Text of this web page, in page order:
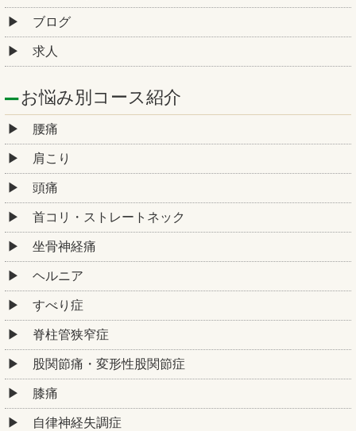
ブログ
求人
お悩み別コース紹介
腰痛
肩こり
頭痛
首コリ・ストレートネック
坐骨神経痛
ヘルニア
すべり症
脊柱管狭窄症
股関節痛・変形性股関節症
膝痛
自律神経失調症